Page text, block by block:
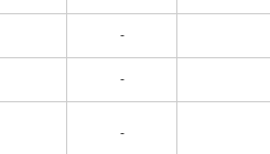
-
-
-